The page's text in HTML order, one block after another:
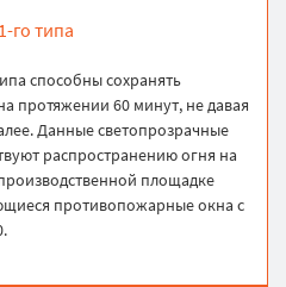
го типа
способны сохранять
протяжении 60 минут, не давая
Данные светопрозрачные
распространению огня на
площадке
противопожарные окна с